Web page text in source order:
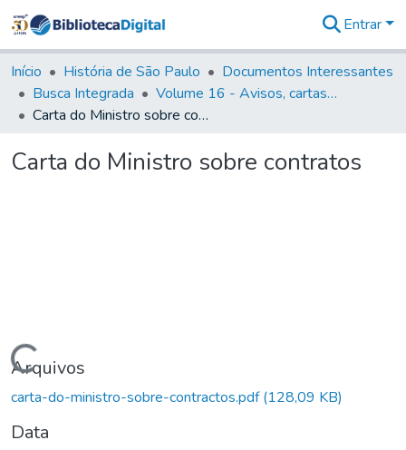
&
Coleções
Tudo na
Biblioteca
Estatísticas
Entrar
Início História de São Paulo
Documentos Interessantes
Busca Integrada
Volume 16 - Avisos, cartas régias, regulamentos e ordens diversas (1679- 1761)
Carta do Ministro sobre contratos
Carta do Ministro sobre contratos
Carregando...
Arquivos
carta-do-ministro-sobre-contractos.pdf(128,09 KB)
Data